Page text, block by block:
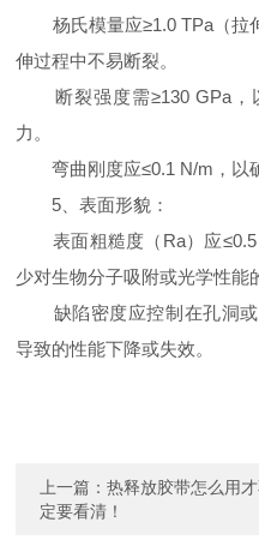
杨氏模量应≥1.0 TPa（拉
伸过程中不易断裂。
断裂强度需≥130 GPa，
力。
弯曲刚度应≤0.1 N/m，以确
5、表面形貌：
表面粗糙度（Ra）应≤0.5
少对生物分子吸附或光学性能
缺陷密度应控制在孔洞或
导致的性能下降或失效。
上一篇：热释放胶带怎么用
定要看清！